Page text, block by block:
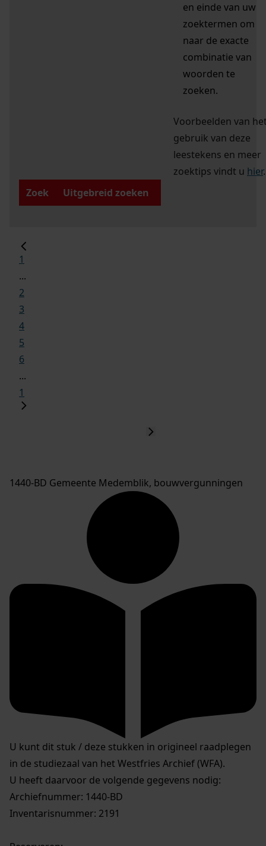
en einde van uw
zoektermen om
naar de exacte
combinatie van
woorden te
zoeken.
Voorbeelden van
gebruik van deze
leestekens en meer
zoektips vindt u hier.
Zoek
Uitgebreid zoeken
1
...
2
3
4
5
6
...
1
1440-BD Gemeente Medemblik, bouwvergunningen
U kunt dit stuk / deze stukken in origineel raadplegen
in de studiezaal van het Westfries Archief (WFA).
U heeft daarvoor de volgende gegevens nodig:
Archiefnummer: 1440-BD
Inventarisnummer: 2191